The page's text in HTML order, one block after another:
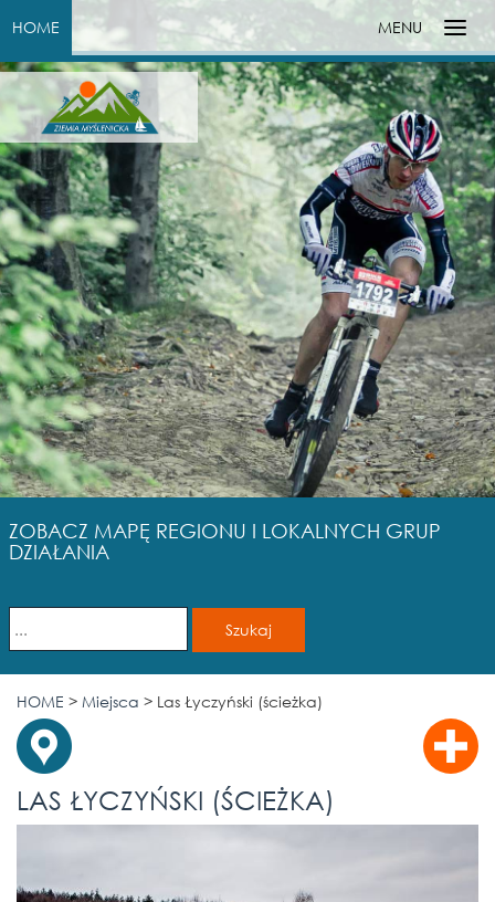
HOME MENU
ZOBACZ MAPĘ REGIONU I LOKALNYCH GRUP
DZIAŁANIA
HOME > Miejsca > Las Łyczyński (ścieżka)
LAS ŁYCZYŃSKI (ŚCIEŻKA)